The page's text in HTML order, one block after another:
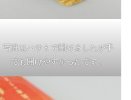
写真はハサミで開けましたが手
でも開けやすかったです。